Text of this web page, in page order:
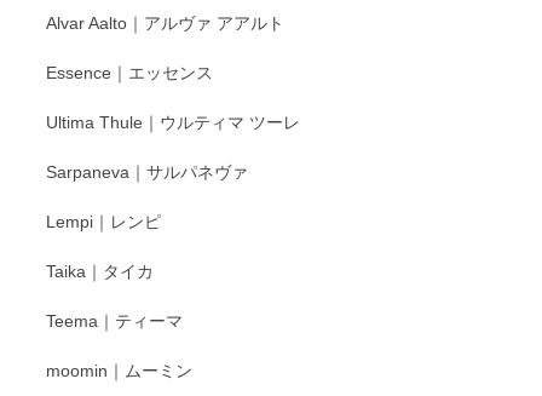
Alvar Aalto｜アルヴァ アアルト
Essence｜エッセンス
Ultima Thule｜ウルティマ ツーレ
Sarpaneva｜サルパネヴァ
Lempi｜レンピ
Taika｜タイカ
Teema｜ティーマ
moomin｜ムーミン